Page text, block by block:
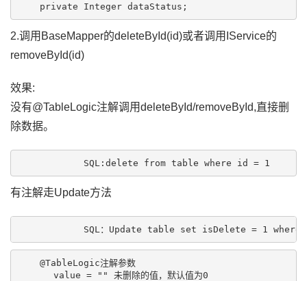
2.调用BaseMapper的deleteById(id)或者调用IService的
removeById(id)
效果:
没有@TableLogic注解调用deleteById/removeById,直接删
除数据。
有注解走Update方法
    @TableLogic注解参数
value = "" 未删除的值，默认值为0